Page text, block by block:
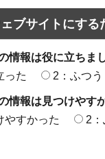
ブサイトにす
情報は役に立ちま
った
2：ふつう
情報は見つけやす
やすかった
2：